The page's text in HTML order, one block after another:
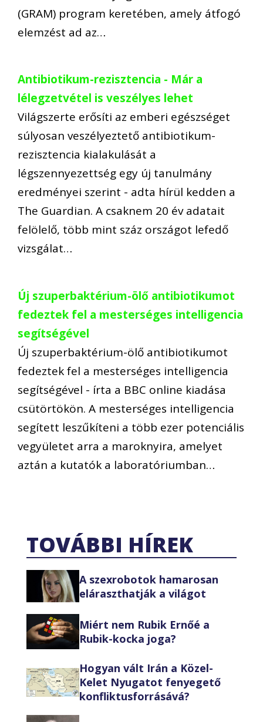
(GRAM) program keretében, amely átfogó
elemzést ad az…
Antibiotikum-rezisztencia - Már a
lélegzetvétel is veszélyes lehet
Világszerte erősíti az emberi egészséget
súlyosan veszélyeztető antibiotikum-
rezisztencia kialakulását a
légszennyezettség egy új tanulmány
eredményei szerint - adta hírül kedden a
The Guardian. A csaknem 20 év adatait
felölelő, több mint száz országot lefedő
vizsgálat…
Új szuperbaktérium-ölő antibiotikumot
fedeztek fel a mesterséges intelligencia
segítségével
Új szuperbaktérium-ölő antibiotikumot
fedeztek fel a mesterséges intelligencia
segítségével - írta a BBC online kiadása
csütörtökön. A mesterséges intelligencia
segített leszűkíteni a több ezer potenciális
vegyületet arra a maroknyira, amelyet
aztán a kutatók a laboratóriumban…
TOVÁBBI HÍREK
A szexrobotok hamarosan
eláraszthatják a világot
Miért nem Rubik Ernőé a
Rubik-kocka joga?
Hogyan vált Irán a Közel-
Kelet Nyugatot fenyegető
konfliktusforrásává?